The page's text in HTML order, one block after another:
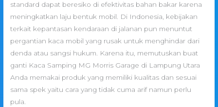
standard dapat beresiko di efektivitas bahan bakar karena
meningkatkan laju bentuk mobil. Di Indonesia, kebijakan
terkait kepantasan kendaraan di jalanan pun menuntut
pergantian kaca mobil yang rusak untuk menghindar dari
denda atau sangsi hukum. Karena itu, memutuskan buat
ganti Kaca Samping MG Morris Garage di Lampung Utara
Anda memakai produk yang memiliki kualitas dan sesuai
sama spek yaitu cara yang tidak cuma arif namun perlu
pula.